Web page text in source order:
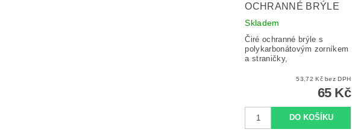
OCHRANNÉ BRÝLE
Skladem
Čiré ochranné brýle s
polykarbonátovým zorníkem
a straničky,
53,72 Kč bez DPH
65 Kč